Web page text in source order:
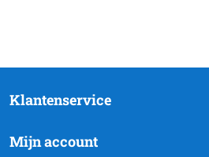
Klantenservice
Mijn account